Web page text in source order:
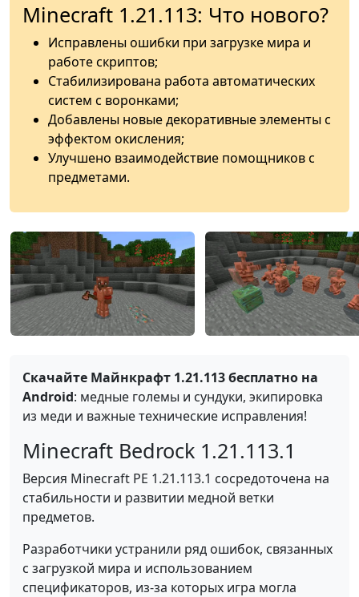
Minecraft 1.21.113: Что нового?
Исправлены ошибки при загрузке мира и
работе скриптов;
Стабилизирована работа автоматических
систем с воронками;
Добавлены новые декоративные элементы с
эффектом окисления;
Улучшено взаимодействие помощников с
предметами.
Скачайте Майнкрафт 1.21.113 бесплатно на
Android: медные големы и сундуки, экипировка
из меди и важные технические исправления!
Minecraft Bedrock 1.21.113.1
Версия Minecraft PE 1.21.113.1 сосредоточена на
стабильности и развитии медной ветки
предметов.
Разработчики устранили ряд ошибок, связанных
с загрузкой мира и использованием
спецификаторов, из-за которых игра могла